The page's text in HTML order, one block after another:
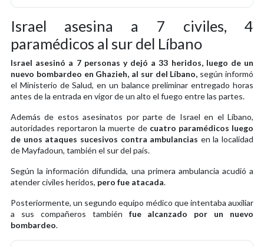
Israel asesina a 7 civiles, 4
paramédicos al sur del Líbano
Israel asesinó a 7 personas y dejó a 33 heridos, luego de un
nuevo bombardeo en Ghazieh, al sur del Líbano, según informó
el Ministerio de Salud, en un balance preliminar entregado horas
antes de la entrada en vigor de un alto el fuego entre las partes.
Además de estos asesinatos por parte de Israel en el Líbano,
autoridades reportaron la muerte de cuatro paramédicos luego
de unos ataques sucesivos contra ambulancias en la localidad
de Mayfadoun, también el sur del país.
Según la información difundida, una primera ambulancia acudió a
atender civiles heridos, pero fue atacada.
Posteriormente, un segundo equipo médico que intentaba auxiliar
a sus compañeros también fue alcanzado por un nuevo
bombardeo.